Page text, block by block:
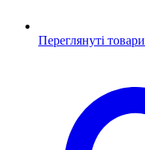
Переглянуті товари